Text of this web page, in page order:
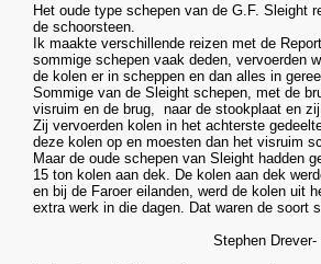
Het oude type schepen van de G.F. Sleight
de schoorsteen.
Ik maakte verschillende reizen met de
sommige schepen vaak deden, vervoerden
de kolen er in scheppen en dan alles in
Sommige van de Sleight schepen, met de
visruim en de brug, naar de stookplaat en
Zij vervoerden kolen in het achterste
deze kolen op en moesten dan het visruim
Maar de oude schepen van Sleight hadden
15 ton kolen aan dek. De kolen aan dek
en bij de Faroer eilanden, werd de kolen uit
extra werk in die dagen. Dat waren de soort
Stephen Drever-